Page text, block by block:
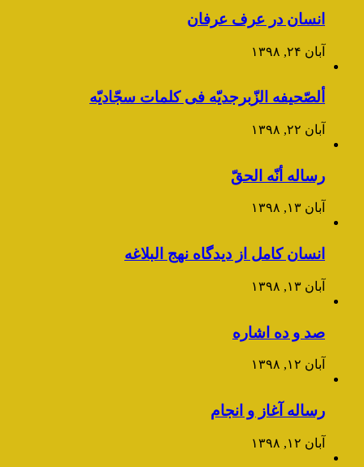
انسان در عرف عرفان
آبان ۲۴, ۱۳۹۸
ألصّحیفه الزّبرجدیّه فی کلمات سجّادیّه
آبان ۲۲, ۱۳۹۸
رساله أنّه الحقّ
آبان ۱۳, ۱۳۹۸
انسان کامل از دیدگاه نهج البلاغه
آبان ۱۳, ۱۳۹۸
صد و ده اشاره
آبان ۱۲, ۱۳۹۸
رساله آغاز و انجام
آبان ۱۲, ۱۳۹۸